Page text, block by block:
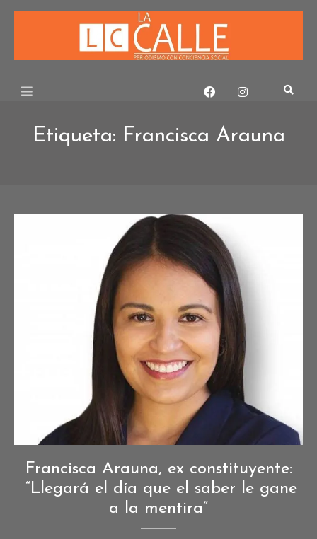
Skip
Etiqueta: Francisca Arauna
Entrevistas,
Entrevistas
Sociedad
Francisca Arauna, ex constituyente:
“Llegará el día que el saber le gane
a la mentira”